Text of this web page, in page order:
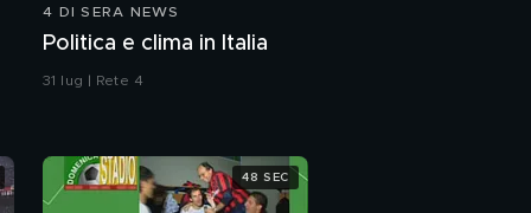
4 DI SERA NEWS
Politica e clima in Italia
31 lug | Rete 4
48 SEC